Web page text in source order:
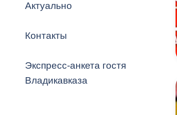
Актуально
Контакты
Экспресс-анкета гостя
Владикавказа